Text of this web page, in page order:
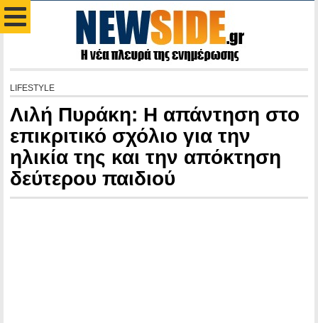
LIFESTYLE
Λιλή Πυράκη: Η απάντηση στο
επικριτικό σχόλιο για την
ηλικία της και την απόκτηση
δεύτερου παιδιού